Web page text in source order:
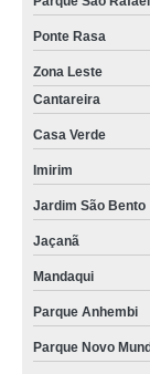
cotação de
curvamento de
cotação de
curvamento de
curvamento de
curvamento de tubos
curvamento de
cotação de
curvamento de
curvamento de tubos
Ponte Rasa
Zona Leste
Cantareira
Casa Verde
Imirim
Jardim São Bento
Jaçanã
Mandaqui
Parque Anhembi
Parque Novo